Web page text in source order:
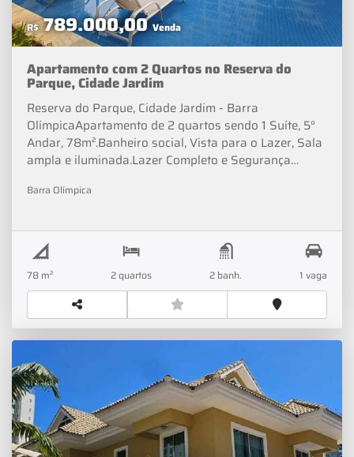
Imobiliário.
Apartamento com 2 Quartos no Reserva do
Parque, Cidade Jardim
Reserva do Parque, Cidade Jardim - Barra
OlímpicaApartamento de 2 quartos sendo 1 Suíte, 5°
Andar, 78m².Banheiro social, Vista para o Lazer, Sala
ampla e iluminada.Lazer Completo e Segurança
Tubarão_______ "☑ DOCUMENTAÇÃO OK ➤
usar o FGTS com parte de pagamento ➤ Aprovamos
seu financiamento em até
48hrs" ➥ Próximo
de Escolas, Hospitais, Mercados, Farmácias,
Restaurantes, Padarias, Bancos, Postos de
Combustíveis, Transportes e muito mais.Contato (2 1)
3 4 0 0 - 7 0 7 5 | (2 1) 9 6 6 2 5 - 3 1 3
Imóveis RJ Veja as melhores
ofertas de imóveis residenciais e comercias em todo
Rio de Janeiro. Além de Dicas de Decoração e Notícias
sobre o Mercado Imobiliário.
R$789.000,00Venda
Barra Olímpica
78 m² 2 quartos 2 banh. 1 vaga